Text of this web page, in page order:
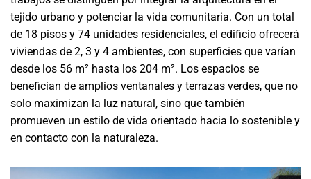
tejido urbano y potenciar la vida comunitaria. Con un total
de 18 pisos y 74 unidades residenciales, el edificio ofrecerá
viviendas de 2, 3 y 4 ambientes, con superficies que varían
desde los 56 m² hasta los 204 m². Los espacios se
benefician de amplios ventanales y terrazas verdes, que no
solo maximizan la luz natural, sino que también
promueven un estilo de vida orientado hacia lo sostenible y
en contacto con la naturaleza.